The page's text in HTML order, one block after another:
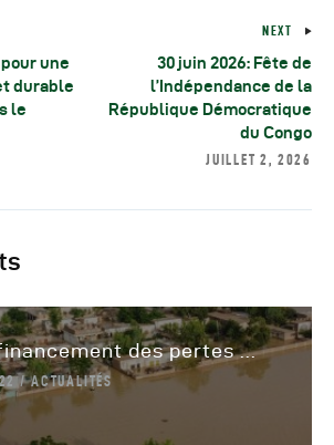
pour une
durable
le
NEXT
30 juin 2026: Fête de
l’Indépendance de la
République Démocratique
du Congo
JUILLET 2, 2026
des pertes ...
ACTUALITÉS